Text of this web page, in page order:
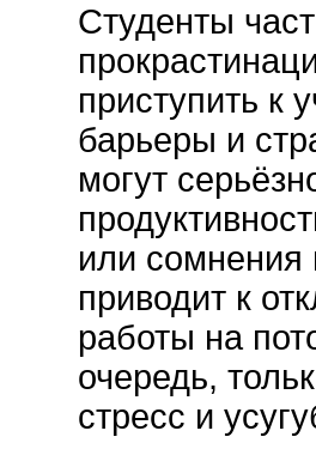
Студенты
приступить к
барьеры и
могут
или сомнения
приводит к
работы на
очередь,
стресс и